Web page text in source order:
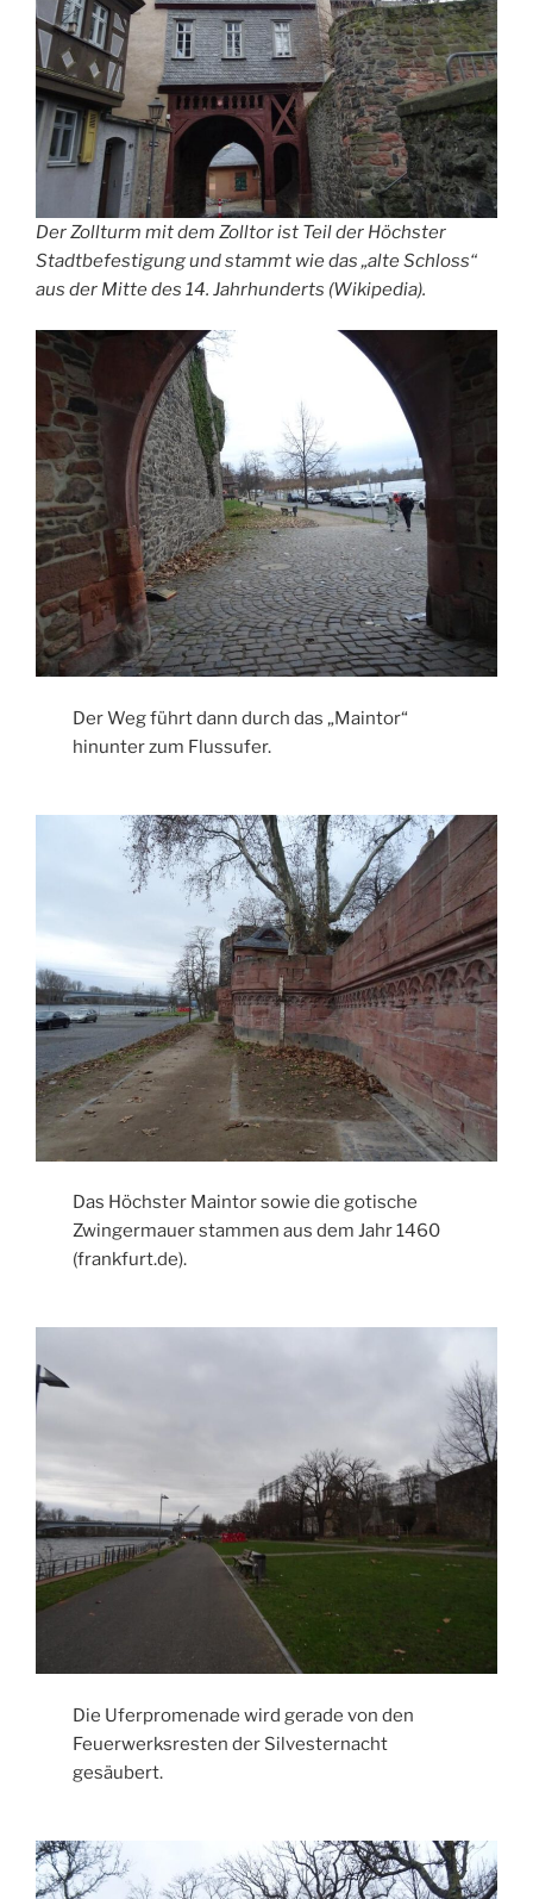
Der Zollturm mit dem Zolltor ist Teil der Höchster
Stadtbefestigung und stammt wie das „alte Schloss“
aus der Mitte des 14. Jahrhunderts (Wikipedia).
Der Weg führt dann durch das „Maintor“
hinunter zum Flussufer.
Das Höchster Maintor sowie die gotische
Zwingermauer stammen aus dem Jahr 1460
(frankfurt.de).
Die Uferpromenade wird gerade von den
Feuerwerksresten der Silvesternacht
gesäubert.